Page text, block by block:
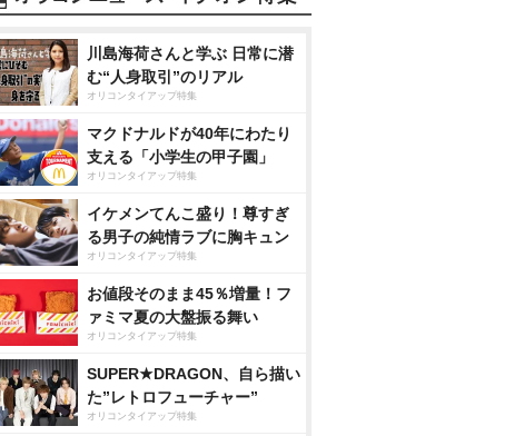
川島海荷さんと学ぶ 日常に潜
む“人身取引”のリアル
オリコンタイアップ特集
マクドナルドが40年にわたり
支える「小学生の甲子園」
オリコンタイアップ特集
イケメンてんこ盛り！尊すぎ
る男子の純情ラブに胸キュン
オリコンタイアップ特集
お値段そのまま45％増量！フ
ァミマ夏の大盤振る舞い
オリコンタイアップ特集
SUPER★DRAGON、自ら描い
た”レトロフューチャー”
オリコンタイアップ特集